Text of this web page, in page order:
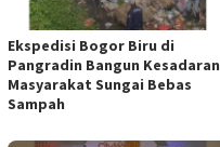
Ekspedisi Bogor Biru di
Pangradin Bangun Kesadaran
Masyarakat Sungai Bebas
Sampah